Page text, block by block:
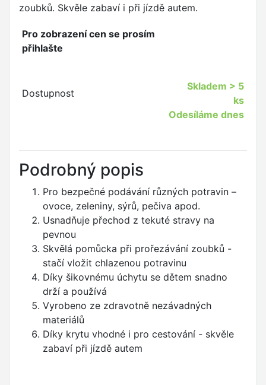
zoubků. Skvěle zabaví i při jízdě autem.
Pro zobrazení cen se prosím
přihlašte
Dostupnost
Skladem > 5
ks
Odesíláme dnes
Podrobný popis
Pro bezpečné podávání různých potravin –
ovoce, zeleniny, sýrů, pečiva apod.
Usnadňuje přechod z tekuté stravy na
pevnou
Skvělá pomůcka při prořezávání zoubků -
stačí vložit chlazenou potravinu
Díky šikovnému úchytu se dětem snadno
drží a používá
Vyrobeno ze zdravotně nezávadných
materiálů
Díky krytu vhodné i pro cestování - skvěle
zabaví při jízdě autem